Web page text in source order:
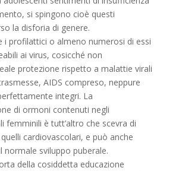
si spingono cioè questi
la disforia di genere.
i profilattici o almeno numerosi di essi
ai virus, cosicché non
protezione rispetto a malattie virali
AIDS compreso, neppure
integri. La
di ormoni contenuti negli
femminili è tutt’altro che scevra di
cardiovascolari, e può anche
normale sviluppo puberale.
della cosiddetta educazione